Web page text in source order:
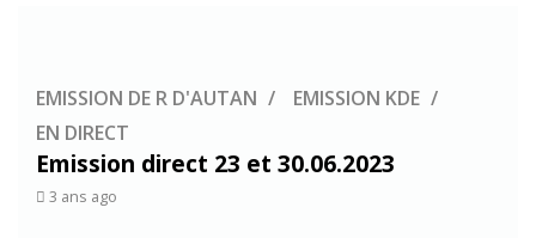
EMISSION DE R D'AUTAN
EMISSION KDE
EN DIRECT
Emission direct 23 et 30.06.2023
3 ans ago